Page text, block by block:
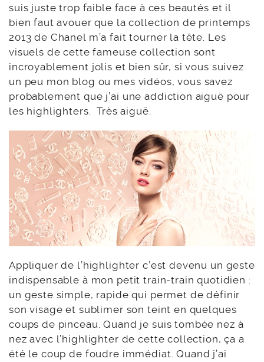
suis juste trop faible face à ces beautés et il
bien faut avouer que la collection de printemps
2013 de Chanel m’a fait tourner la tête. Les
visuels de cette fameuse collection sont
incroyablement jolis et bien sûr, si vous suivez
un peu mon blog ou mes vidéos, vous savez
probablement que j’ai une addiction aiguë pour
les highlighters. Très aiguë.
Appliquer de l’highlighter c’est devenu un geste
indispensable à mon petit train-train quotidien :
un geste simple, rapide qui permet de définir
son visage et sublimer son teint en quelques
coups de pinceau. Quand je suis tombée nez à
nez avec l’highlighter de cette collection, ça a
été le coup de foudre immédiat. Quand j’ai